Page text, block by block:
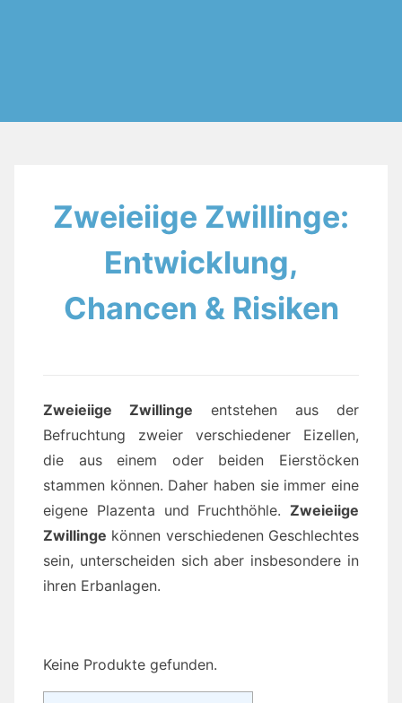
Zweieiige Zwillinge:
Entwicklung,
Chancen & Risiken
Zweieiige Zwillinge entstehen aus der
Befruchtung zweier verschiedener Eizellen,
die aus einem oder beiden Eierstöcken
stammen können. Daher haben sie immer eine
eigene Plazenta und Fruchthöhle. Zweieiige
Zwillinge können verschiedenen Geschlechtes
sein, unterscheiden sich aber insbesondere in
ihren Erbanlagen.
Keine Produkte gefunden.